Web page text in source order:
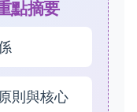
點摘要
則與核心